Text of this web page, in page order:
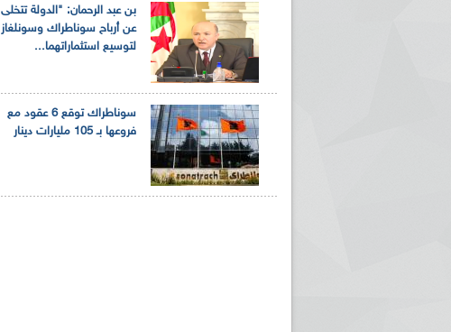
بن عبد الرحمان: "الدولة تتخلى
عن أرباح سوناطراك وسونلغاز
لتوسيع استثماراتهما...
سوناطراك توقع 6 عقود مع
فروعها بـ 105 مليارات دينار